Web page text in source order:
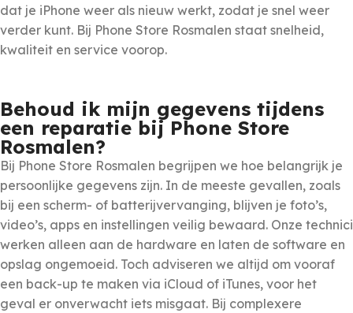
dat je iPhone weer als nieuw werkt, zodat je snel weer
verder kunt. Bij Phone Store Rosmalen staat snelheid,
kwaliteit en service voorop.
Behoud ik mijn gegevens tijdens
een reparatie bij Phone Store
Rosmalen?
Bij Phone Store Rosmalen begrijpen we hoe belangrijk je
persoonlijke gegevens zijn. In de meeste gevallen, zoals
bij een scherm- of batterijvervanging, blijven je foto’s,
video’s, apps en instellingen veilig bewaard. Onze technici
werken alleen aan de hardware en laten de software en
opslag ongemoeid. Toch adviseren we altijd om vooraf
een back-up te maken via iCloud of iTunes, voor het
geval er onverwacht iets misgaat. Bij complexere